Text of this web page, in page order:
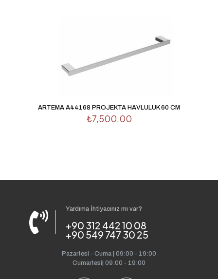
ARTEMA A44168 PROJEKTA HAVLULUK 60 CM
₺7,500.00
Yardıma İhtiyacınız mı var?
+90 312 442 10 08
+90 549 747 30 25
Pazartesi - Cuma | 09:00 - 19:00
Cumartesi| 09:00 - 19:00